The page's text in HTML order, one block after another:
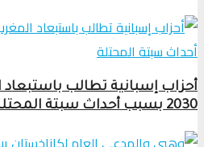
أحزاب إسبانية تطالب
2030 بسبب أحداث سبتة المحتلة